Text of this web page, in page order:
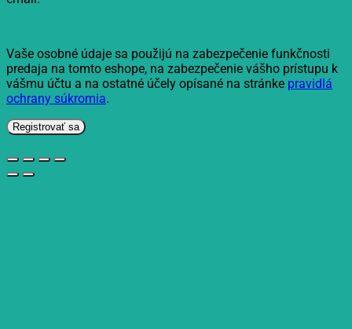
Vaše osobné údaje sa použijú na zabezpečenie funkčnosti
predaja na tomto eshope, na zabezpečenie vášho prístupu k
vášmu účtu a na ostatné účely opísané na stránke pravidlá
ochrany súkromia.
Registrovať sa